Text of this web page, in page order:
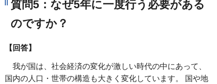
質問5：なぜ5年に一度行う必要がある
のですか？
【回答】
我が国は、社会経済の変化が激しい時代の中にあって、
国内の人口・世帯の構造も大きく変化しています。 国や地